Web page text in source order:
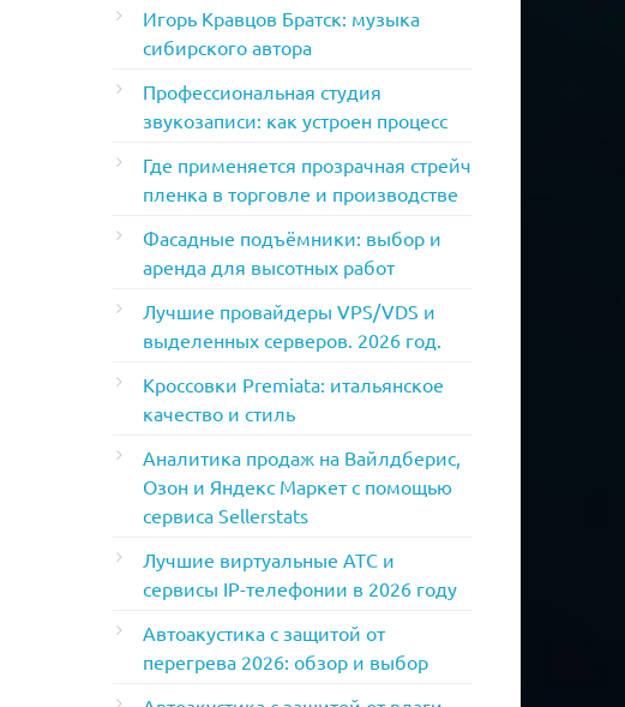
Игорь Кравцов Братск: музыка
сибирского автора
Профессиональная студия
звукозаписи: как устроен процесс
Где применяется прозрачная стрейч
пленка в торговле и производстве
Фасадные подъёмники: выбор и
аренда для высотных работ
Лучшие провайдеры VPS/VDS и
выделенных серверов. 2026 год.
Кроссовки Premiata: итальянское
качество и стиль
Аналитика продаж на Вайлдберис,
Озон и Яндекс Маркет с помощью
сервиса Sellerstats
Лучшие виртуальные АТС и
сервисы IP-телефонии в 2026 году
Автоакустика с защитой от
перегрева 2026: обзор и выбор